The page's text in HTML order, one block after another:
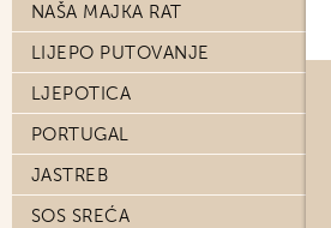
NAŠA MAJKA RAT
LIJEPO PUTOVANJE
LJEPOTICA
PORTUGAL
JASTREB
SOS SREĆA